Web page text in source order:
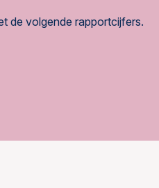
de volgende rapportcijfers.